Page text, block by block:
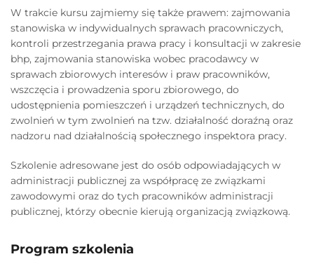
W trakcie kursu zajmiemy się także prawem: zajmowania
stanowiska w indywidualnych sprawach pracowniczych,
kontroli przestrzegania prawa pracy i konsultacji w zakresie
bhp, zajmowania stanowiska wobec pracodawcy w
sprawach zbiorowych interesów i praw pracowników,
wszczęcia i prowadzenia sporu zbiorowego, do
udostępnienia pomieszczeń i urządzeń technicznych, do
zwolnień w tym zwolnień na tzw. działalność doraźną oraz
nadzoru nad działalnością społecznego inspektora pracy.
Szkolenie adresowane jest do osób odpowiadających w
administracji publicznej za współpracę ze związkami
zawodowymi oraz do tych pracowników administracji
publicznej, którzy obecnie kierują organizacją związkową.
Program szkolenia